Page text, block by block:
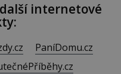
internetové
PaníDomu.cz